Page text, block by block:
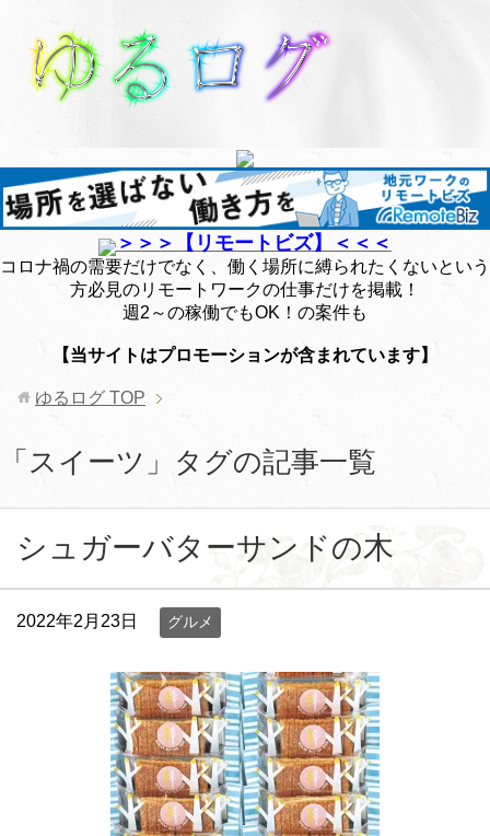
＞＞＞【リモートビズ】＜＜＜
コロナ禍の需要だけでなく、働く場所に縛られたくないという
方必見のリモートワークの仕事だけを掲載！
週2～の稼働でもOK！の案件も
【当サイトはプロモーションが含まれています】
ゆるログ TOP
「スイーツ」タグの記事一覧
シュガーバターサンドの木
2022年2月23日 グルメ